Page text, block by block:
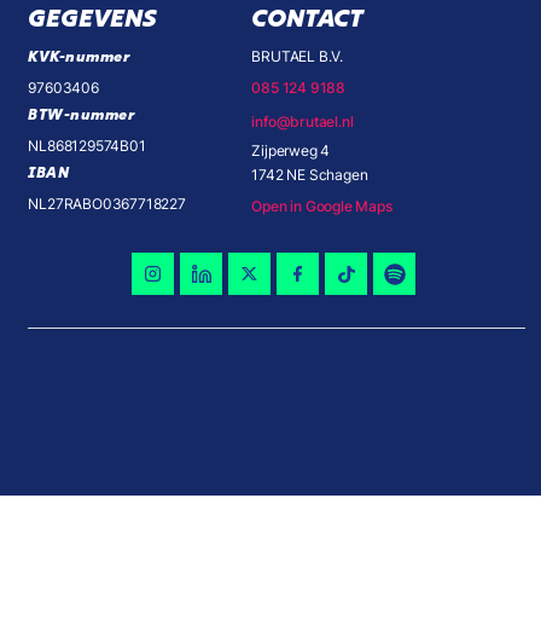
GEGEVENS
KVK-nummer
97603406
BTW-nummer
NL868129574B01
IBAN
NL27RABO0367718227
CONTACT
BRUTAEL B.V.
085 124 9188
info@brutael.nl
Zijperweg 4
1742 NE Schagen
Open in Google Maps